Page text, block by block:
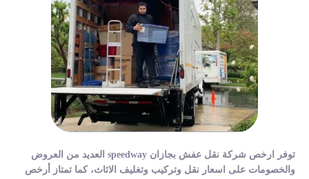
توفر ارخص شركة نقل عفش بجازان speedway العديد من العروض
والخصومات على اسعار نقل وتركيب وتغليف الاثاث، كما تمتاز أرخص